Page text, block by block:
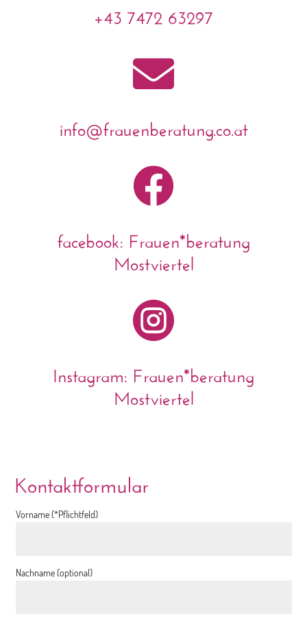
+43 7472 63297

info@frauenberatung.co.at

facebook: Frauen*beratung
Mostviertel

Instagram: Frauen*beratung
Mostviertel
Kontaktformular
Vorname (*Pflichtfeld)
Nachname (optional)